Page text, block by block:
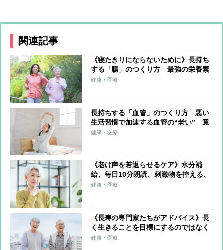
関連記事
《寝たきりにならないために》長持ち
する「腸」のつくり方 最強の栄養素
は「発酵性食物繊維」 全粒穀物、豆
健康・医療
長持ちする「血管」のつくり方 悪い
生活習慣で加速する血管の“老い” 意
識すべきは「魚」「野菜」「緑茶」中
健康・医療
《老け声を若返らせるケア》水分補
給、毎日10分朗読、刺激物を控える、
ラジオ体操…若々しくハリのある声を
健康・医療
《長寿の専門家たちがアドバイス》長
く生きることを目標にするのではなく
「気づいたら長生きしていた」が理
健康・医療